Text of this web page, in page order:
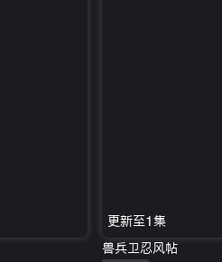
更新至1集
兽兵卫忍风帖